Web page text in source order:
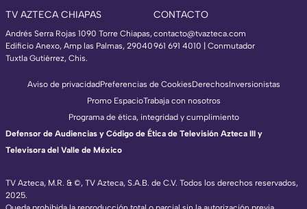
TV AZTECA CHIAPAS
Andrés Serra Rojas 1090 Torre Chiapas,
Edificio Anexo, Amp las Palmas, 29040
Tuxtla Gutiérrez, Chis.
CONTACTO
contacto@tvazteca.com
961 691 4010 | Conmutador
TV Azteca, M.R. & ©, TV Azteca, S.A.B. de C.V. Todos los derechos reservados,
2025.
Aviso de privacidadPreferencias de CookiesDerechosInversionistas
Promo EspacioTrabaja con nosotros
Programa de ética, integridad y cumplimiento
Defensor de Audiencias y Código de Ética de Televisión Azteca III y
Televisora del Valle de México